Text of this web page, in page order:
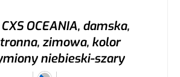
OCEANIA, damska,
zimowa, kolor
niebieski-szary